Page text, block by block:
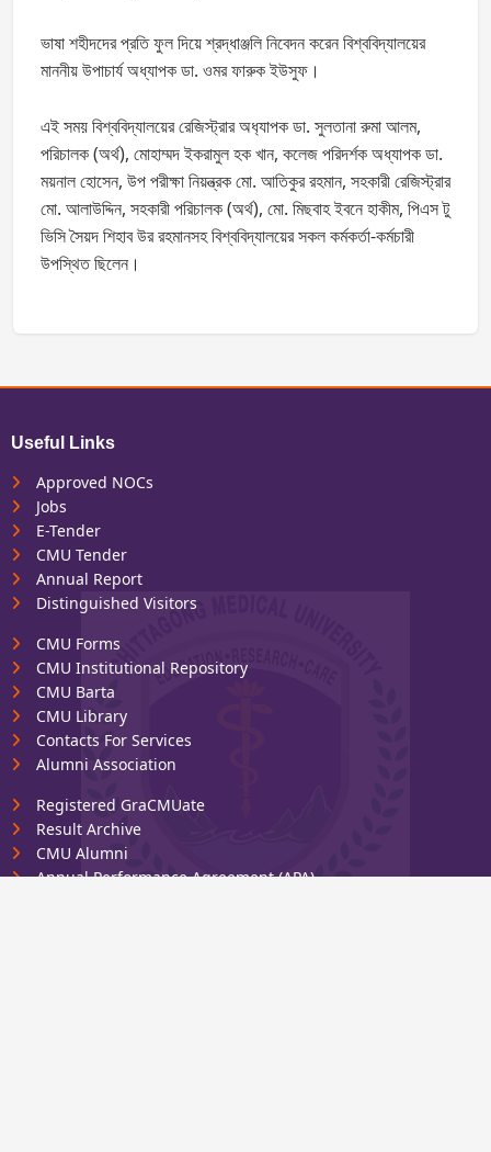
ভাষা শহীদদের প্রতি ফুল দিয়ে শ্রদ্ধাঞ্জলি নিবেদন করেন বিশ্ববিদ্যালয়ের
মাননীয় উপাচার্য অধ্যাপক ডা. ওমর ফারুক ইউসুফ।
এই সময় বিশ্ববিদ্যালয়ের রেজিস্ট্রার অধ‍্যাপক ডা. সুলতানা রুমা আলম,
পরিচালক (অর্থ), মোহাম্মদ ইকরামুল হক খান, কলেজ পরিদর্শক অধ্যাপক ডা.
ময়নাল হোসেন, উপ পরীক্ষা নিয়ন্ত্রক মো. আতিকুর রহমান, সহকারী রেজিস্ট্রার
মো. আলাউদ্দিন, সহকারী পরিচালক (অর্থ), মো. মিছবাহ ইবনে হাকীম, পিএস টু
ভিসি সৈয়দ শিহাব উর রহমানসহ বিশ্ববিদ্যালয়ের সকল কর্মকর্তা-কর্মচারী
উপস্থিত ছিলেন।
Useful Links
Approved NOCs
Jobs
E-Tender
CMU Tender
Annual Report
Distinguished Visitors
CMU Forms
CMU Institutional Repository
CMU Barta
CMU Library
Contacts For Services
Alumni Association
Registered GraCMUate
Result Archive
CMU Alumni
Annual Performance Agreement (APA)